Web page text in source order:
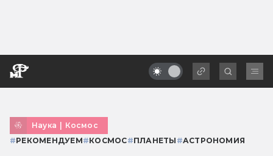
Наука | Космос
#РЕКОМЕНДУЕМ#КОСМОС#ПЛАНЕТЫ #АСТРОНОМИЯ